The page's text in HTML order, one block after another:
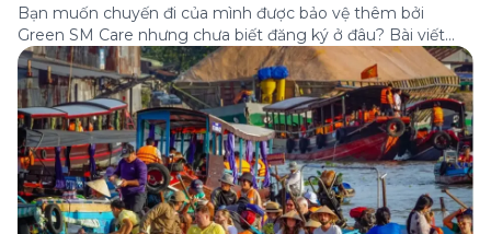
Bạn muốn chuyến đi của mình được bảo vệ thêm bởi
Green SM Care nhưng chưa biết đăng ký ở đâu? Bài viết
dưới đây sẽ hướng dẫn chi tiết cách tham gia (và hủy tham
gia) gói bảo hiểm này ngay trên ứng dụng Green SM, cùng
những lưu ý quan trọng trước khi […]